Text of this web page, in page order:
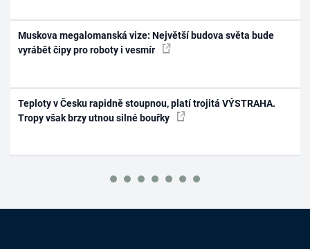
Muskova megalomanská vize: Největší budova světa bude
vyrábět čipy pro roboty i vesmír
Teploty v Česku rapidně stoupnou, platí trojitá VÝSTRAHA.
Tropy však brzy utnou silné bouřky